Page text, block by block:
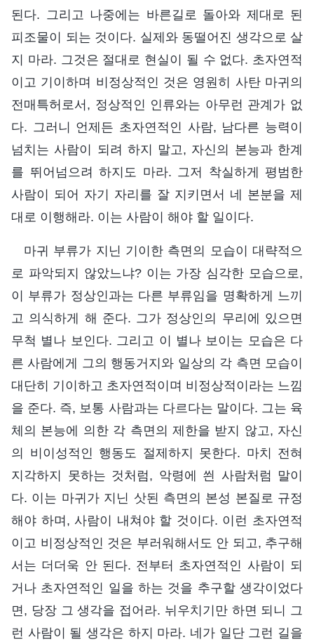
된다. 그리고 나중에는 바른길로 돌아와 제대로 된
피조물이 되는 것이다. 실제와 동떨어진 생각으로 살
지 마라. 그것은 절대로 현실이 될 수 없다. 초자연적
이고 기이하며 비정상적인 것은 영원히 사탄 마귀의
전매특허로서, 정상적인 인류와는 아무런 관계가 없
다. 그러니 언제든 초자연적인 사람, 남다른 능력이
넘치는 사람이 되려 하지 말고, 자신의 본능과 한계
를 뛰어넘으려 하지도 마라. 그저 착실하게 평범한
사람이 되어 자기 자리를 잘 지키면서 네 본분을 제
대로 이행해라. 이는 사람이 해야 할 일이다.
마귀 부류가 지닌 기이한 측면의 모습이 대략적으
로 파악되지 않았느냐? 이는 가장 심각한 모습으로,
이 부류가 정상인과는 다른 부류임을 명확하게 느끼
고 의식하게 해 준다. 그가 정상인의 무리에 있으면
무척 별나 보인다. 그리고 이 별나 보이는 모습은 다
른 사람에게 그의 행동거지와 일상의 각 측면 모습이
대단히 기이하고 초자연적이며 비정상적이라는 느낌
을 준다. 즉, 보통 사람과는 다르다는 말이다. 그는 육
체의 본능에 의한 각 측면의 제한을 받지 않고, 자신
의 비이성적인 행동도 절제하지 못한다. 마치 전혀
지각하지 못하는 것처럼, 악령에 씐 사람처럼 말이
다. 이는 마귀가 지닌 삿된 측면의 본성 본질로 규정
해야 하며, 사람이 내쳐야 할 것이다. 이런 초자연적
이고 비정상적인 것은 부러워해서도 안 되고, 추구해
서는 더더욱 안 된다. 전부터 초자연적인 사람이 되
거나 초자연적인 일을 하는 것을 추구할 생각이었다
면, 당장 그 생각을 접어라. 뉘우치기만 하면 되니 그
런 사람이 될 생각은 하지 마라. 네가 일단 그런 길을